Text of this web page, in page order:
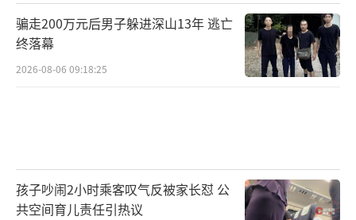
骗走200万元后男子躲进深山13年 逃亡
终落幕
2026-08-06 09:18:25
孩子吵闹2小时乘客叹气反被家长怼 公
共空间育儿责任引热议